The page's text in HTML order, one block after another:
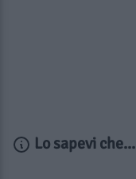
Lo sapevi che...